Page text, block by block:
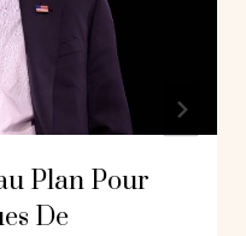
Plan Pour
De